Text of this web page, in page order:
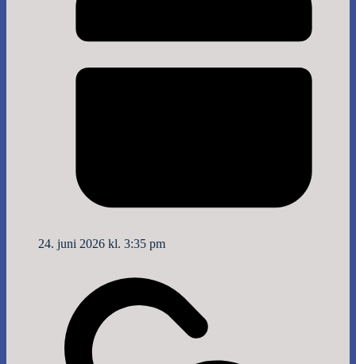
24. juni 2026 kl. 3:35 pm